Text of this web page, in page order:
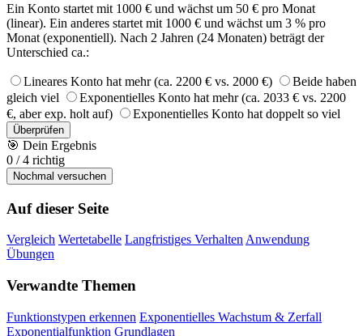
Ein Konto startet mit 1000 € und wächst um 50 € pro Monat
(linear). Ein anderes startet mit 1000 € und wächst um 3 % pro
Monat (exponentiell). Nach 2 Jahren (24 Monaten) beträgt der
Unterschied ca.:
Lineares Konto hat mehr (ca. 2200 € vs. 2000 €)
Beide haben
gleich viel
Exponentielles Konto hat mehr (ca. 2033 € vs. 2200
€, aber exp. holt auf)
Exponentielles Konto hat doppelt so viel
Überprüfen
🎯 Dein Ergebnis
0 /4 richtig
Nochmal versuchen
Auf dieser Seite
Vergleich Wertetabelle Langfristiges Verhalten Anwendung
Übungen
Verwandte Themen
Funktionstypen erkennen Exponentielles Wachstum & Zerfall
Exponentialfunktion Grundlagen